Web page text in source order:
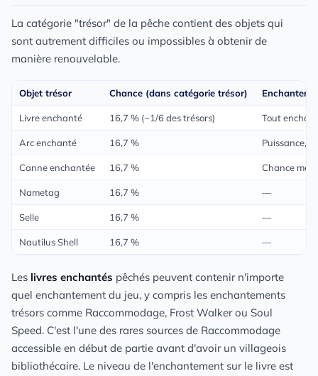
La catégorie "trésor" de la pêche contient des objets qui
sont autrement difficiles ou impossibles à obtenir de
manière renouvelable.
Objet trésor Chance (dans catégorie trésor)
Livre enchanté 16,7 % (~1/6 des trésors) Tout
Arc enchanté 16,7 % Puissance,
Canne enchantée 16,7 % Chance
Nametag 16,7 % —
Selle 16,7 % —
Nautilus Shell 16,7 % —
Les livres enchantés pêchés peuvent contenir n'importe
quel enchantement du jeu, y compris les enchantements
trésors comme Raccommodage, Frost Walker ou Soul
Speed. C'est l'une des rares sources de Raccommodage
accessible en début de partie avant d'avoir un villageois
bibliothécaire. Le niveau de l'enchantement sur le livre est